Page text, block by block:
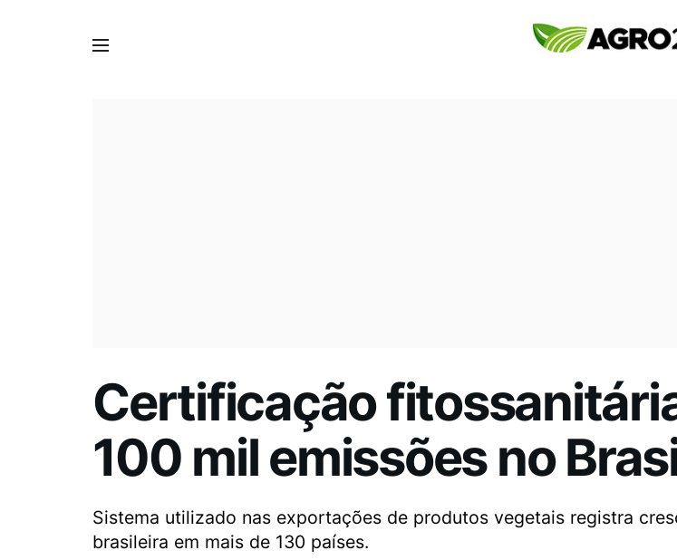
Certificação
100 mil emissões no
Sistema utilizado nas exportações de produtos vegetais registra
brasileira em mais de 130 países.